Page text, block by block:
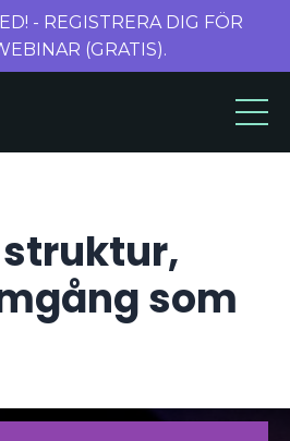
- REGISTRERA DIG FÖR
(GRATIS).
struktur,
som